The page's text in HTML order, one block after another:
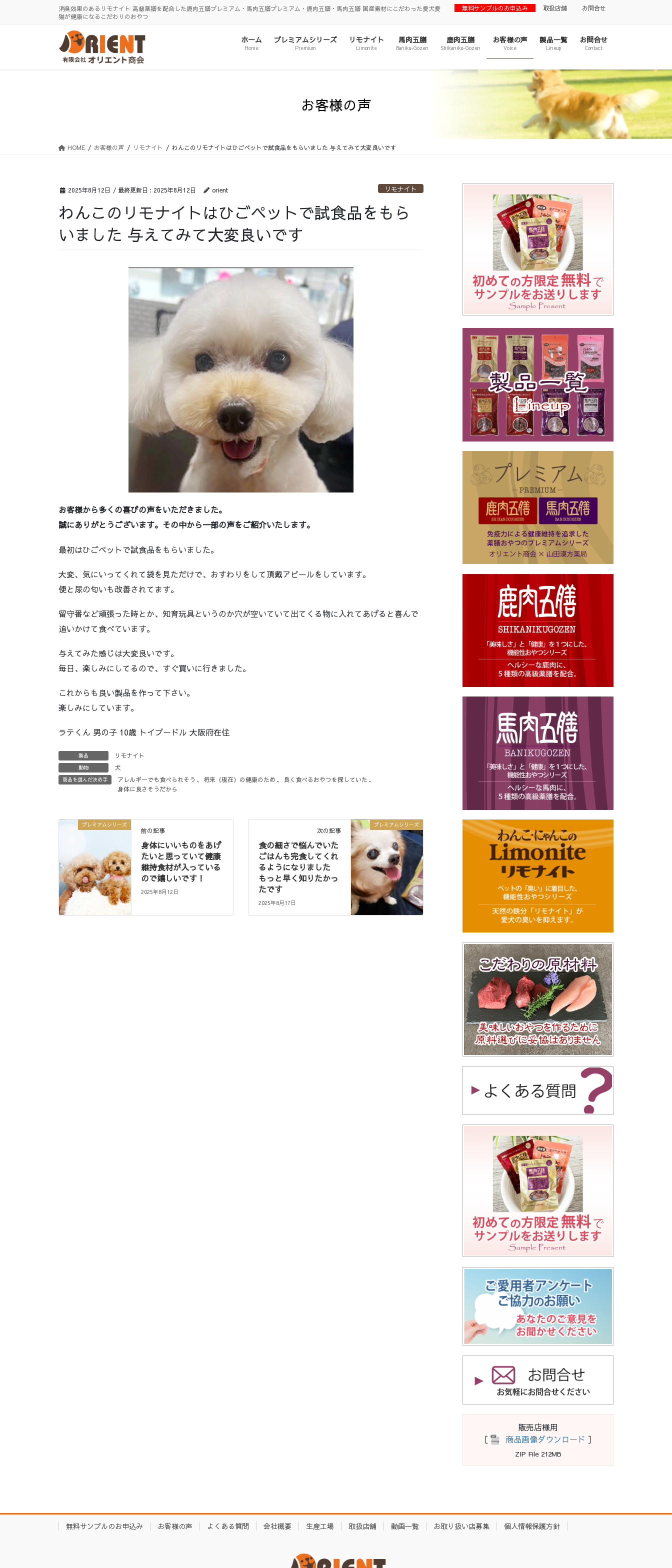
消臭効果のあるリモナイト 高級薬膳を配合した鹿肉五膳プレミアム・馬肉五膳プレミアム・鹿肉五膳・馬肉五膳 国産素材にこだわった愛犬愛
猫が健康になるこだわりのおやつ
無料サンプルのお申込み 取扱店舗 お問合せ
ホーム
Home
プレミアムシリーズ
Premium
リモナイト
Limonite
馬肉五膳
Baniku-Gozen
鹿肉五膳
Shikaniku-Gozen
お客様の声
Voice
製品一覧
Lineup
お問合せ
Contact
お客様の声
HOME お客様の声 リモナイト わんこのリモナイトはひごペットで試食品をもらいました 与えてみて大変良いです
2025年8月12日 / 最終更新日 : 2025年8月12日 orient リモナイト
わんこのリモナイトはひごペットで試食品をもら
いました 与えてみて大変良いです
お客様から多くの喜びの声をいただきました。
誠にありがとうございます。その中から一部の声をご紹介いたします。
最初はひごペットで試食品をもらいました。
大変、気にいってくれて袋を見ただけで、おすわりをして頂戴アピールをしています。
便と尿の匂いも改善されてます。
留守番など頑張った時とか、知育玩具というのか穴が空いていて出てくる物に入れてあげると喜んで
追いかけて食べています。
与えてみた感じは大変良いです。
毎日、楽しみにしてるので、すぐ買いに行きました。
これからも良い製品を作って下さい。
楽しみにしています。
ラテくん 男の子 10歳 トイプードル 大阪府在住
製品 リモナイト
動物 犬
商品を選んだ決め手 アレルギーでも食べられそう 、 将来（現在）の健康のため 、 良く食べるおやつを探していた 、
身体に良さそうだから
プレミアムシリーズ
前の記事
身体にいいものをあげ
たいと思っていて健康
維持食材が入っている
ので嬉しいです！
2025年8月12日
プレミアムシリーズ
次の記事
食の細さで悩んでいた
ごはんも完食してくれ
るようになりました
もっと早く知りたかっ
たです
2025年8月17日
販売店様用
［
商品画像ダウンロード ］
ZIP File 212MB
無料サンプルのお申込み お客様の声 よくある質問 会社概要 生産工場 取扱店舗 動画一覧 お取り扱い店募集 個人情報保護方針